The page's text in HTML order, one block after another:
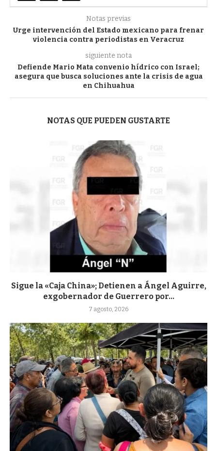
Notas previas
Urge intervención del Estado mexicano para frenar
violencia contra periodistas en Veracruz
siguiente nota
Defiende Mario Mata convenio hídrico con Israel;
asegura que busca soluciones ante la crisis de agua
en Chihuahua
NOTAS QUE PUEDEN GUSTARTE
Sigue la «Caja China»; Detienen a Ángel Aguirre,
exgobernador de Guerrero por...
7 agosto, 2026